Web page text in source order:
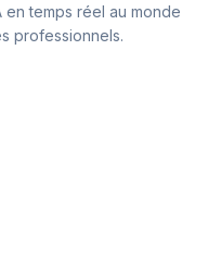
temps réel au monde
professionnels.